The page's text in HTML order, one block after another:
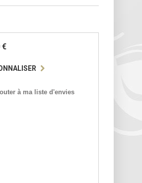
€
à ma liste d'envies